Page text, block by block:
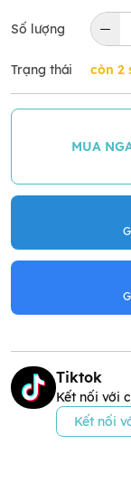
Số lượng
Trạng thái còn 2
MUA
Tiktok
Kết nối với
Kết nối